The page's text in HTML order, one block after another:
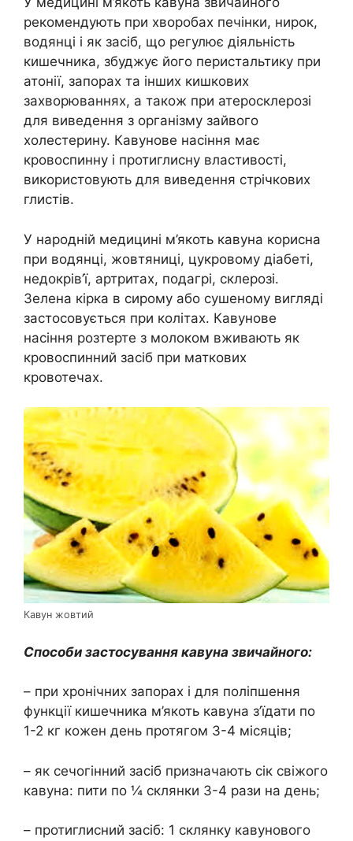
рекомендують при хворобах печінки, нирок,
водянці і як засіб, що регулює діяльність
кишечника, збуджує його перистальтику при
атонії, запорах та інших кишкових
захворюваннях, а також при атеросклерозі
для виведення з організму зайвого
холестерину. Кавунове насіння має
кровоспинну і протиглисну властивості,
використовують для виведення стрічкових
глистів.
У народній медицині м’якоть кавуна корисна
при водянці, жовтяниці, цукровому діабеті,
недокрів’ї, артритах, подагрі, склерозі.
Зелена кірка в сирому або сушеному вигляді
застосовується при колітах. Кавунове
насіння розтерте з молоком вживають як
кровоспинний засіб при маткових
кровотечах.
Кавун жовтий
Способи застосування кавуна звичайного:
– при хронічних запорах і для поліпшення
функції кишечника м’якоть кавуна з’їдати по
1-2 кг кожен день протягом 3-4 місяців;
– як сечогінний засіб призначають сік свіжого
кавуна: пити по ¼ склянки 3-4 рази на день;
– протиглисний засіб: 1 склянку кавунового